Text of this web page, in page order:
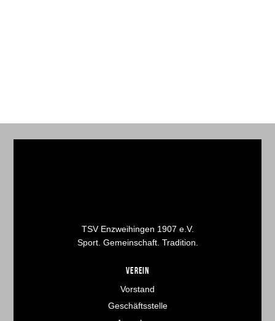
TSV Enzweihingen 1907 e.V.
Sport. Gemeinschaft. Tradition.
VEREIN
Vorstand
Geschäftsstelle